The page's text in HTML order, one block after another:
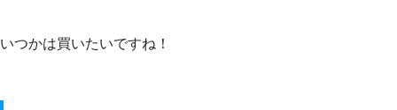
いつかは買いたいですね！